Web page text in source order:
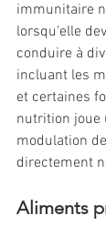
immunitaire
lorsqu'elle
conduire à
incluant les
et certaines
nutrition joue
modulation
directement
Aliments